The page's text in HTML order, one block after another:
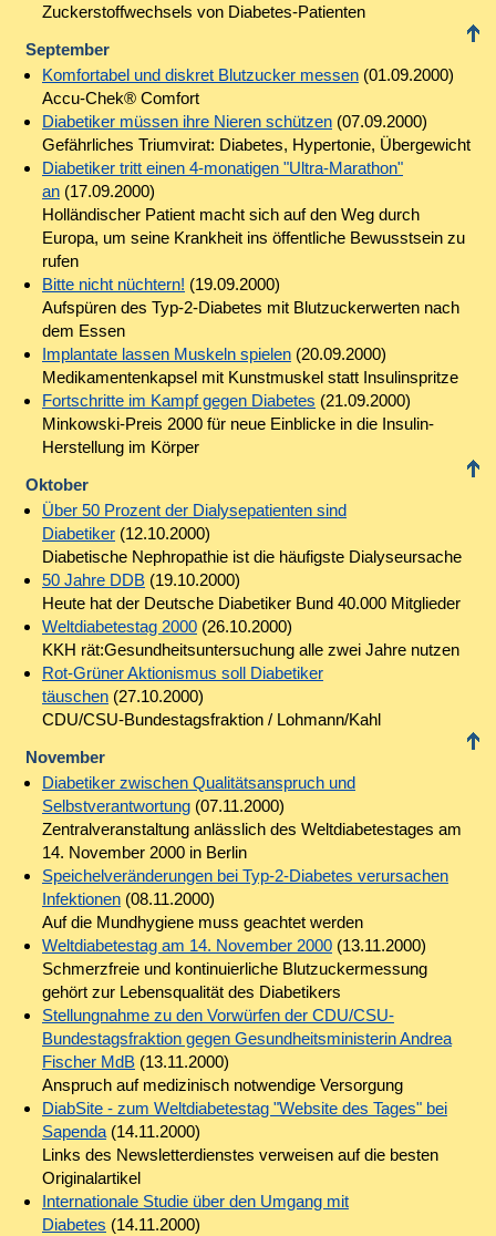
Zuckerstoffwechsels von Diabetes-Patienten
September
Komfortabel und diskret Blutzucker messen(01.09.2000)
Accu-Chek® Comfort
Diabetiker müssen ihre Nieren schützen(07.09.2000)
Gefährliches Triumvirat: Diabetes, Hypertonie, Übergewicht
Diabetiker tritt einen 4-monatigen "Ultra-Marathon"
an(17.09.2000)
Holländischer Patient macht sich auf den Weg durch
Europa, um seine Krankheit ins öffentliche Bewusstsein zu
rufen
Bitte nicht nüchtern! (19.09.2000)
Aufspüren des Typ-2-Diabetes mit Blutzuckerwerten nach
dem Essen
Implantate lassen Muskeln spielen(20.09.2000)
Medikamentenkapsel mit Kunstmuskel statt Insulinspritze
Fortschritte im Kampf gegen Diabetes (21.09.2000)
Minkowski-Preis 2000 für neue Einblicke in die Insulin-
Herstellung im Körper
Oktober
Über 50 Prozent der Dialysepatienten sind
Diabetiker(12.10.2000)
Diabetische Nephropathie ist die häufigste Dialyseursache
50 Jahre DDB(19.10.2000)
Heute hat der Deutsche Diabetiker Bund 40.000 Mitglieder
Weltdiabetestag 2000(26.10.2000)
KKH rät:Gesundheitsuntersuchung alle zwei Jahre nutzen
Rot-Grüner Aktionismus soll Diabetiker
täuschen(27.10.2000)
CDU/CSU-Bundestagsfraktion / Lohmann/Kahl
November
Diabetiker zwischen Qualitätsanspruch und
Selbstverantwortung(07.11.2000)
Zentralveranstaltung anlässlich des Weltdiabetestages am
14. November 2000 in Berlin
Speichelveränderungen bei Typ-2-Diabetes verursachen
Infektionen(08.11.2000)
Auf die Mundhygiene muss geachtet werden
Weltdiabetestag am 14. November 2000(13.11.2000)
Schmerzfreie und kontinuierliche Blutzuckermessung
gehört zur Lebensqualität des Diabetikers
Stellungnahme zu den Vorwürfen der CDU/CSU-
Bundestagsfraktion gegen Gesundheitsministerin Andrea
Fischer MdB(13.11.2000)
Anspruch auf medizinisch notwendige Versorgung
DiabSite - zum Weltdiabetestag "Website des Tages" bei
Sapenda(14.11.2000)
Links des Newsletterdienstes verweisen auf die besten
Originalartikel
Internationale Studie über den Umgang mit
Diabetes (14.11.2000)